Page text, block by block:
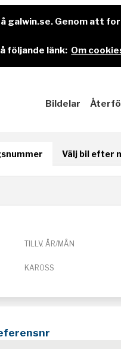
galwin.se. Genom att
följande länk: Om
Bildelar
Välj bil efter
TILLV. ÅR/MÅN
KAROSS